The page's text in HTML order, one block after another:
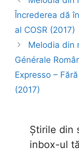
Încrederea dă
al COSR (2017)
Melodia din
Générale
Expresso –
(2017)
Știrile din
inbox-ul